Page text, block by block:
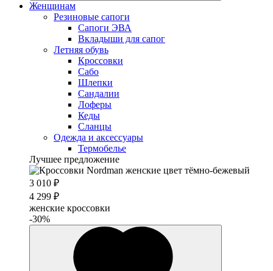
Женщинам
Резиновые сапоги
Cапоги ЭВА
Вкладыши для сапог
Летняя обувь
Кроссовки
Сабо
Шлепки
Сандалии
Лоферы
Кеды
Сланцы
Одежда и аксессуары
Термобелье
Лучшее предложение
3 010 ₽
4 299 ₽
женские кроссовки
-30%